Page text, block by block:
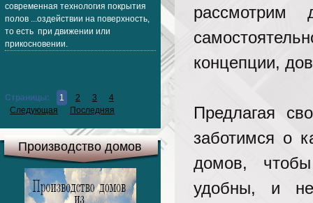
современная технология покрытия
полов ...оздействии на поверхность,
то есть при движении или
прикосновении.
Страницы: 1 2 3
4
Следующая
Последняя
Производство домов
рассмотрим
концепции,
Предлагая
заботимся о
домов,
удобны, и не